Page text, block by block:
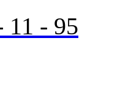
11 - 95